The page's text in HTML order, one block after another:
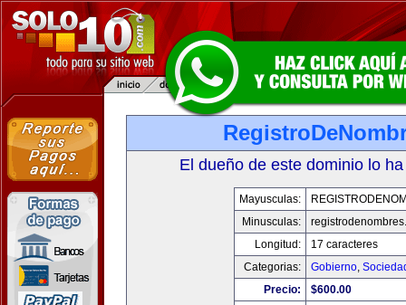
El dueño de este dominio lo
Mayusculas:
Minusculas:
Longitud:
17 caracteres
Categorias:
Gobierno,
Precio:
$600.00